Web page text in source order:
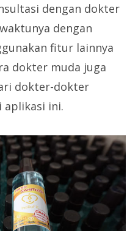
dengan dokter
dengan
fitur lainnya
dokter muda juga
dokter-dokter
aplikasi ini.